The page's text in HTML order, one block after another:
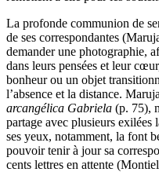
La profonde communion de
de ses correspondantes
demander une photographie,
dans leurs pensées et leur
bonheur ou un objet
l’absence et la distance.
arcangélica Gabriela (p. 75),
partage avec plusieurs exilées
ses yeux, notamment, la font
pouvoir tenir à jour sa
cents lettres en attente